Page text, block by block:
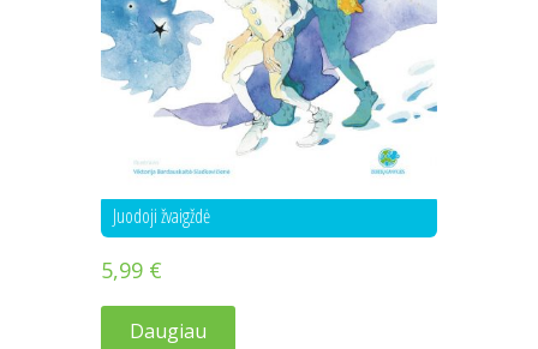
Juodoji žvaigždė
5,99 €
Daugiau